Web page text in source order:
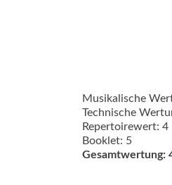
Musikalische
Technische
Repertoirewert: 4
Booklet: 5
Gesamtwertung: